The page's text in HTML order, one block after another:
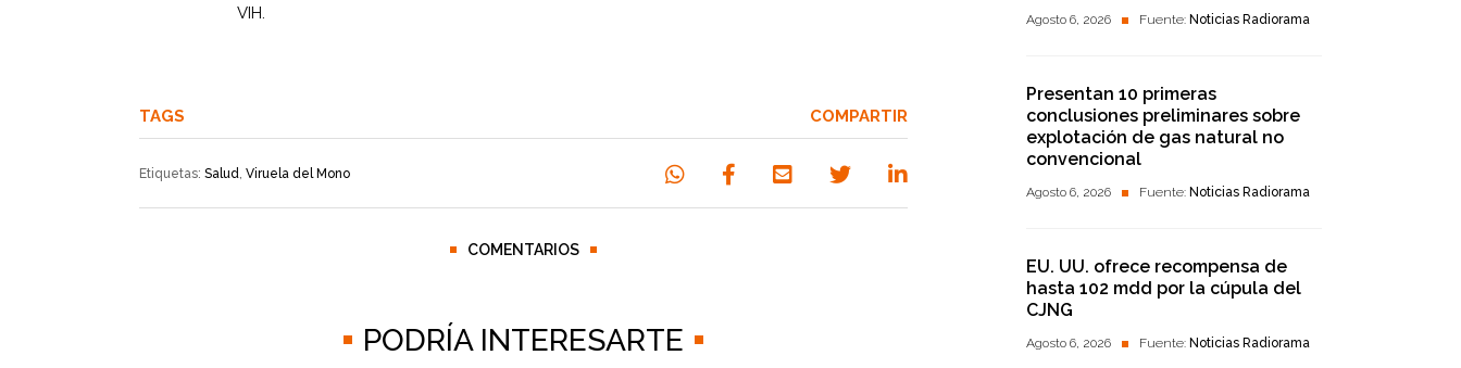
VIH.
TAGS
Etiquetas: Salud Viruela del Mono
COMPARTIR
COMENTARIOS
PODRÍA INTERESARTE
Agosto 6, 2026 Fuente: Noticias Radiorama
Presentan 10 primeras
conclusiones preliminares sobre
explotación de gas natural no
convencional
Agosto 6, 2026 Fuente: Noticias Radiorama
EU. UU. ofrece recompensa de
hasta 102 mdd por la cúpula del
CJNG
Agosto 6, 2026 Fuente: Noticias Radiorama